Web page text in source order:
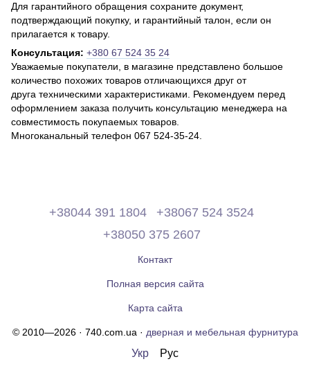
Для гарантийного обращения сохраните документ,
подтверждающий покупку, и гарантийный талон, если он
прилагается к товару.
Консультация: +380 67 524 35 24
Уважаемые покупатели, в магазине представлено большое
количество похожих товаров отличающихся друг от
друга техническими характеристиками. Рекомендуем перед
оформлением заказа получить консультацию менеджера на
совместимость покупаемых товаров.
Многоканальный телефон 067 524-35-24.
+38044 391 1804
+38067 524 3524
+38050 375 2607
Контакт
Полная версия сайта
Карта сайта
© 2010—2026 · 740.com.ua · дверная и мебельная фурнитура
Укр Рус